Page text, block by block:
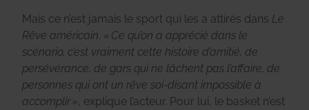
Mais ce n’est jamais le sport qui les a attirés dans Le
Rêve américain « Ce qu’on a apprécié dans le
scénario, c’est vraiment cette histoire d’amitié, de
persévérance, de gars qui ne lâchent pas l’affaire, de
personnes qui ont un rêve soi-disant impossible à
accomplir », explique l’acteur. Pour lui, le basket n’est